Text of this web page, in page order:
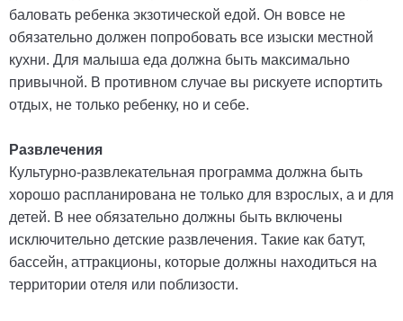
баловать ребенка экзотической едой. Он вовсе не
обязательно должен попробовать все изыски местной
кухни. Для малыша еда должна быть максимально
привычной. В противном случае вы рискуете испортить
отдых, не только ребенку, но и себе.
Развлечения
Культурно-развлекательная программа должна быть
хорошо распланирована не только для взрослых, а и для
детей. В нее обязательно должны быть включены
исключительно детские развлечения. Такие как батут,
бассейн, аттракционы, которые должны находиться на
территории отеля или поблизости.